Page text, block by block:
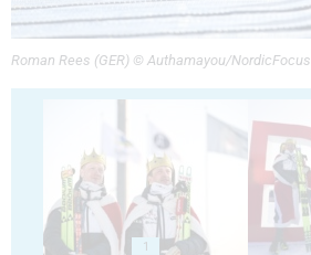
Roman Rees (GER) © Authamayou/NordicFocus
1